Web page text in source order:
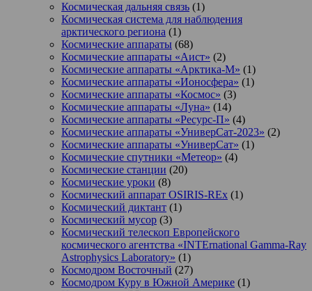
Космическая дальняя связь (1)
Космическая система для наблюдения
арктического региона (1)
Космические аппараты (68)
Космические аппараты «Аист» (2)
Космические аппараты «Арктика-М» (1)
Космические аппараты «Ионосфера» (1)
Космические аппараты «Космос» (3)
Космические аппараты «Луна» (14)
Космические аппараты «Ресурс-П» (4)
Космические аппараты «УниверСат-2023» (2)
Космические аппараты «УниверСат» (1)
Космические спутники «Метеор» (4)
Космические станции (20)
Космические уроки (8)
Космический аппарат OSIRIS-REx (1)
Космический диктант (1)
Космический мусор (3)
Космический телескоп Европейского
космического агентства «INTErnational Gamma-Ray
Astrophysics Laboratory» (1)
Космодром Восточный (27)
Космодром Куру в Южной Америке (1)